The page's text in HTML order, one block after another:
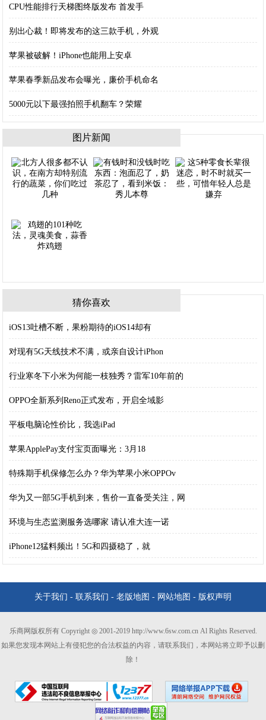
CPU性能排行天梯图终版发布 首发手
别出心裁！即将发布的这三款手机，外观
苹果被破解！iPhone也能用上安卓
苹果春季新品发布会曝光，廉价手机命名
5000元以下最强拍照手机翻车？荣耀
图片新闻
猜你喜欢
iOS13吐槽不断，果粉期待的iOS14却有
对现有5G天线技术不满，或亲自设计iPhon
行业寒冬下小米为何能一枝独秀？雷军10年前的
OPPO全新系列Reno正式发布，开启全域影
平板电脑论性价比，我选iPad
苹果ApplePay支付宝页面曝光：3月18
特殊期手机保修怎么办？华为苹果小米OPPOv
华为又一部5G手机到来，售价一直备受关注，网
环境与生态监测服务选哪家 请认准大连一诺
iPhone12猛料频出！5G和四摄稳了，就
关于我们 - 联系我们 - 老版地图 - 网站地图 - 版权声明
乐商网版权所有 Copyright ◎ 2001-2019 http://www.6sw.com.cn Al Rights Reserved.
如果您发现本网站上有侵犯您的合法权益的内容，请联系我们，本网站将立即予以删
除！